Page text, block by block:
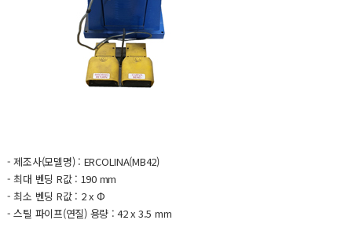
- 제조사(모델명) : ERCOLINA(MB42)
- 최대 벤딩 R값 : 190 mm
- 최소 벤딩 R값 : 2 x Φ
- 스틸 파이프(연질) 용량 : 42 x 3.5 mm